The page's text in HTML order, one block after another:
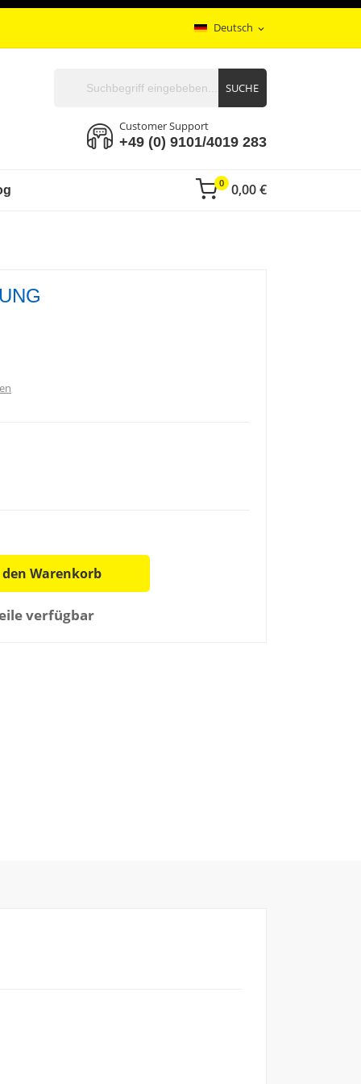
Deutsch expand_more
0,00 €
0
SUCHE
Customer Support
+49 (0) 9101/4019 283
Warenkorb
verfügbar